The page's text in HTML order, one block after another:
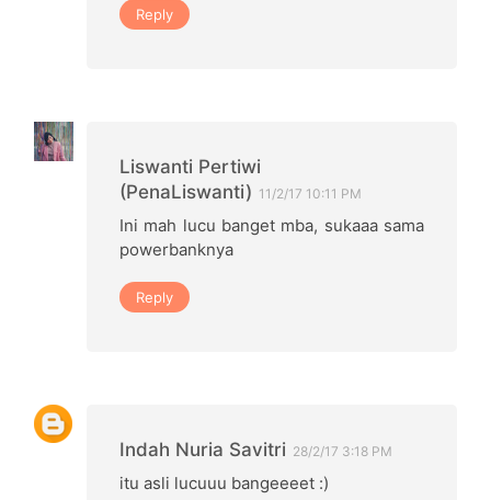
Reply
Liswanti Pertiwi
(PenaLiswanti) 11/2/17 10:11 PM
Ini mah lucu banget mba, sukaaa sama
powerbanknya
Reply
Indah Nuria Savitri 28/2/17 3:18 PM
itu asli lucuuu bangeeeet :)